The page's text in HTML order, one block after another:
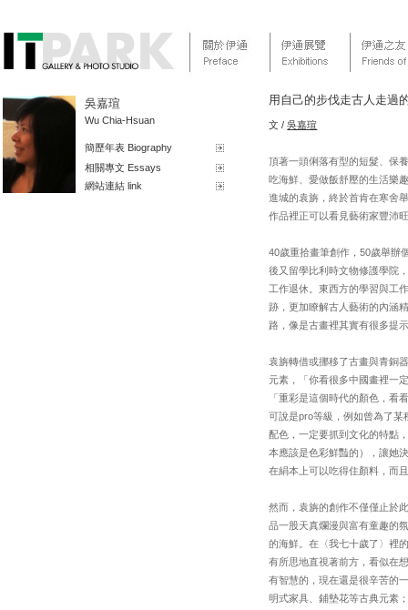
吳嘉瑄
Wu Chia-Hsuan
簡歷年表 Biography
相關專文 Essays
網站連結 link
用自己的步伐走古人走過
文 /吳嘉瑄
頂著一頭俐落有型的短髮、保
吃海鮮、愛做飯舒壓的生活樂
進城的袁旃，終於首肯在寒舍
作品裡正可以看見藝術家豐沛
40歲重拾畫筆創作，50歲舉辦
後又留學比利時文物修護學院
工作退休。東西方的學習與工
跡，更加瞭解古人藝術的內涵
路，像是古畫裡其實有很多提
袁旃轉借或挪移了古畫與青銅
元素，「你看很多中國畫裡一
「重彩是這個時代的顏色，看
可說是pro等級，例如曾為了
配色，一定要抓到文化的特點
本應該是色彩鮮豔的），讓她
在絹本上可以吃得住顏料，而
然而，袁旃的創作不僅僅止於
品一股天真爛漫與富有童趣的
的海鮮。在〈我七十歲了〉裡
有所思地直視著前方，看似在
有智慧的，現在還是很辛苦的
明式家具、鋪墊花等古典元素